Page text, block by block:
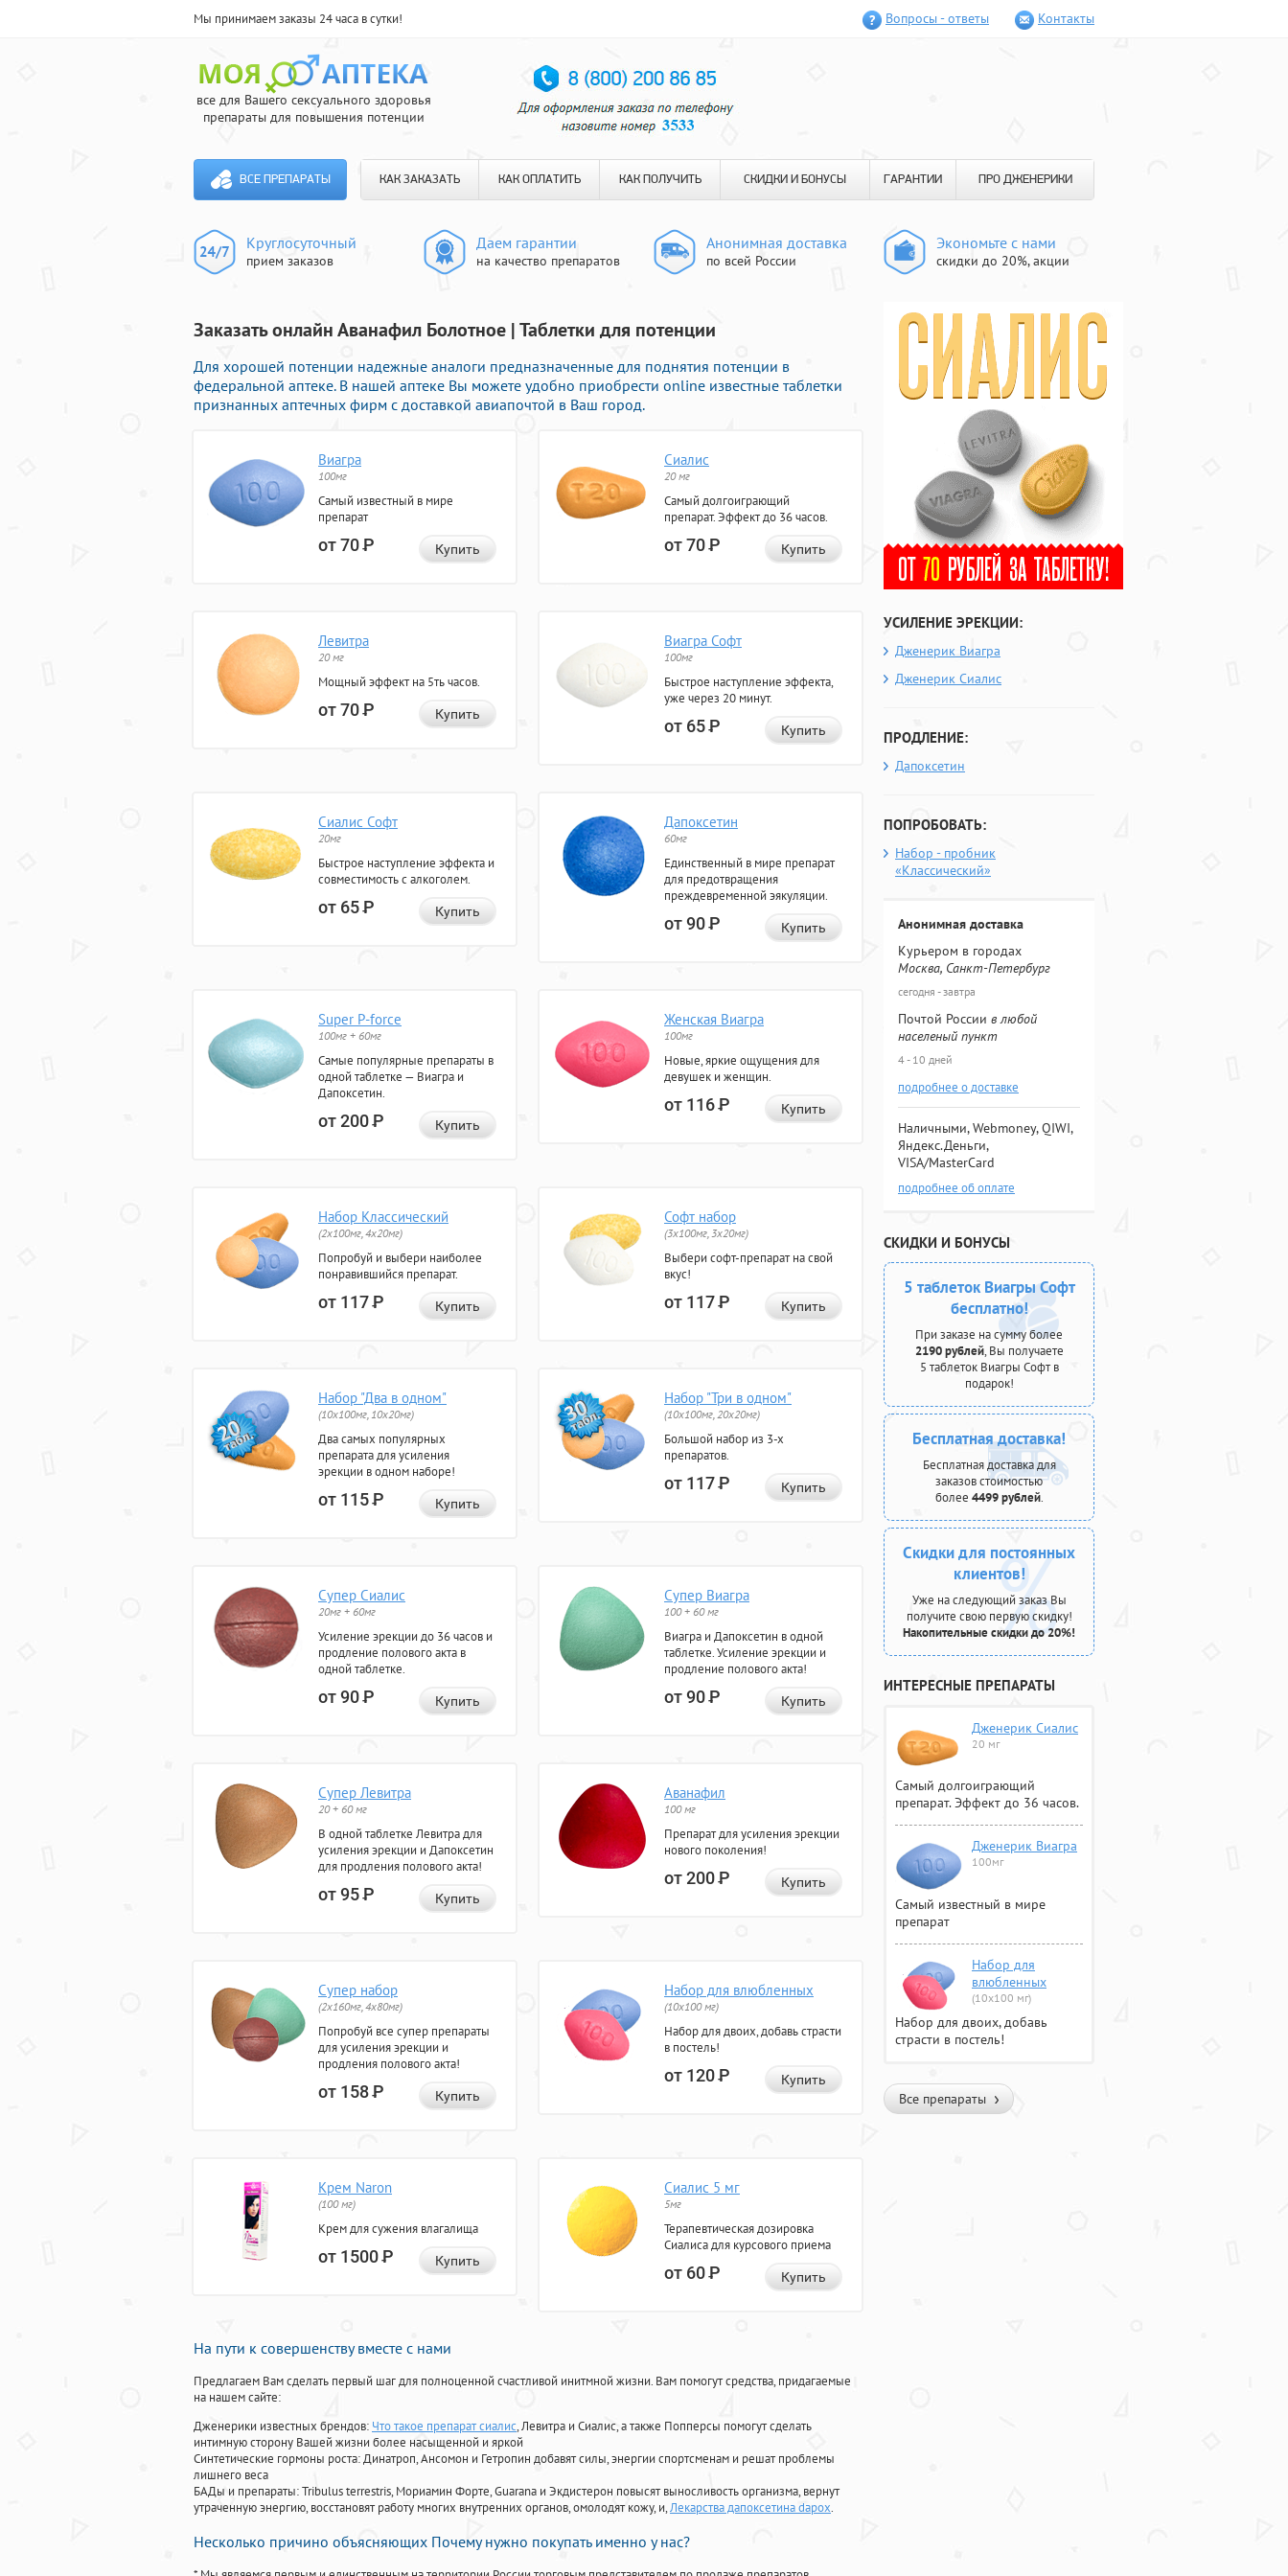
Мы принимаем заказы 24 часа в сутки! Вопросы - ответы Контакты
все для Вашего сексуального здоровья
препараты для повышения потенции
ВСЕ ПРЕПАРАТЫ КАК ЗАКАЗАТЬ КАК ОПЛАТИТЬ КАК ПОЛУЧИТЬ СКИДКИ И БОНУСЫ ГАРАНТИИ ПРО ДЖЕНЕРИКИ
Круглосуточный
прием заказов
Даем гарантии
на качество препаратов
Анонимная доставка
по всей России
Экономьте с нами
скидки до 20%, акции
Заказать онлайн Аванафил Болотное | Таблетки для потенции
Для хорошей потенции надежные аналоги предназначенные для поднятия потенции в
федеральной аптеке. В нашей аптеке Вы можете удобно приобрести online известные таблетки
признанных аптечных фирм с доставкой авиапочтой в Ваш город.
Виагра
100мг
Самый известный в мире
препарат
от 70Р Купить
Сиалис
20 мг
Самый долгоиграющий
препарат. Эффект до 36 часов.
от 70Р Купить
Левитра
20 мг
Мощный эффект на 5ть часов.
от 70Р Купить
Виагра Софт
100мг
Быстрое наступление эффекта,
уже через 20 минут.
от 65Р Купить
Сиалис Софт
20мг
Быстрое наступление эффекта и
совместимость с алкоголем.
от 65Р Купить
Дапоксетин
60мг
Единственный в мире препарат
для предотвращения
преждевременной эякуляции.
от 90Р Купить
Super P-force
100мг + 60мг
Самые популярные препараты в
одной таблетке — Виагра и
Дапоксетин.
от 200Р Купить
Женская Виагра
100мг
Новые, яркие ощущения для
девушек и женщин.
от 116Р Купить
Набор Классический
(2x100мг, 4x20мг)
Попробуй и выбери наиболее
понравившийся препарат.
от 117Р Купить
Софт набор
(3x100мг, 3x20мг)
Выбери софт-препарат на свой
вкус!
от 117Р Купить
Набор "Два в одном"
(10x100мг, 10x20мг)
Два самых популярных
препарата для усиления
эрекции в одном наборе!
от 115Р Купить
Набор "Три в одном"
(10x100мг, 20x20мг)
Большой набор из 3-х
препаратов.
от 117Р Купить
Супер Сиалис
20мг + 60мг
Усиление эрекции до 36 часов и
продление полового акта в
одной таблетке.
от 90Р Купить
Супер Виагра
100 + 60 мг
Виагра и Дапоксетин в одной
таблетке. Усиление эрекции и
продление полового акта!
от 90Р Купить
Супер Левитра
20 + 60 мг
В одной таблетке Левитра для
усиления эрекции и Дапоксетин
для продления полового акта!
от 95Р Купить
Аванафил
100 мг
Препарат для усиления эрекции
нового поколения!
от 200Р Купить
Супер набор
(2х160мг, 4х80мг)
Попробуй все супер препараты
для усиления эрекции и
продления полового акта!
от 158Р Купить
Набор для влюбленных
(10х100 мг)
Набор для двоих, добавь страсти
в постель!
от 120Р Купить
Крем Naron
(100 мг)
Крем для сужения влагалища
от 1500Р Купить
Сиалис 5 мг
5мг
Терапевтическая дозировка
Сиалиса для курсового приема
от 60Р Купить
На пути к совершенству вместе с нами
Предлагаем Вам сделать первый шаг для полноценной счастливой инитмной жизни. Вам помогут средства, придагаемые
на нашем сайте:
Дженерики известных брендов: Что такое препарат сиалис, Левитра и Сиалис, а также Попперсы помогут сделать
интимную сторону Вашей жизни более насыщенной и яркой
Синтетические гормоны роста: Динатроп, Ансомон и Гетропин добавят силы, энергии спортсменам и решат проблемы
лишнего веса
БАДы и препараты:Tribulus terrestris, Мориамин Форте, Guarana и Экдистерон повысят выносливость организма, вернут
утраченную энергию, восстановят работу многих внутренних органов, омолодят кожу, и,Лекарства дапоксетина dapox.
Несколько причино объясняющих Почему нужно покупать именно у нас?
УСИЛЕНИЕ ЭРЕКЦИИ:
Дженерик Виагра
Дженерик Сиалис
ПРОДЛЕНИЕ:
Дапоксетин
ПОПРОБОВАТЬ:
Набор - пробник
«Классический»
Анонимная доставка
Курьером в городах
Москва, Санкт-Петербург
сегодня - завтра
Почтой России в любой
населеный пункт
4 - 10 дней
подробнее о доставке
Наличными, Webmoney, QIWI,
Яндекс.Деньги,
VISA/MasterCard
подробнее об оплате
СКИДКИ И БОНУСЫ
5 таблеток Виагры Софт
бесплатно!
При заказе на сумму более
2190 рублей, Вы получаете
5 таблеток Виагры Софт в
подарок!
Бесплатная доставка!
Бесплатная доставка для
заказов стоимостью
более 4499 рублей.
Скидки для постоянных
клиентов!
Уже на следующий заказ Вы
получите свою первую скидку!
Накопительные скидки до 20%!
ИНТЕРЕСНЫЕ ПРЕПАРАТЫ
Дженерик Сиалис
20 мг
Самый долгоиграющий
препарат. Эффект до 36 часов.
Дженерик Виагра
100мг
Самый известный в мире
препарат
Набор для
влюбленных
(10х100 мг)
Набор для двоих, добавь
страсти в постель!
Все препараты